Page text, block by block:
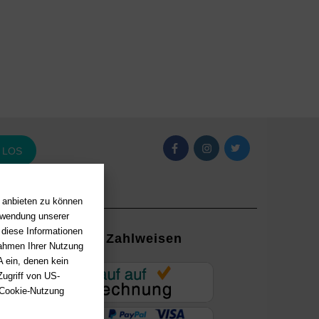
zu können
unserer
Informationen
Ihrer Nutzung
ein, denen kein
von US-
Nutzung
LOS
mit
Zahlweisen